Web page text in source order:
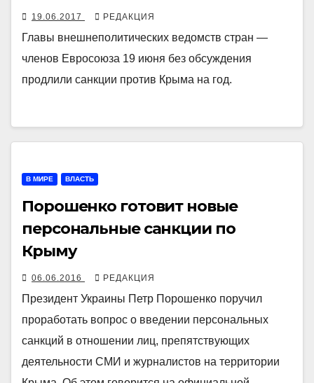
19.06.2017 РЕДАКЦИЯ
Главы внешнеполитических ведомств стран —
членов Евросоюза 19 июня без обсуждения
продлили санкции против Крыма на год.
В МИРЕ ВЛАСТЬ
Порошенко готовит новые
персональные санкции по
Крыму
06.06.2016 РЕДАКЦИЯ
Президент Украины Петр Порошенко поручил
проработать вопрос о введении персональных
санкций в отношении лиц, препятствующих
деятельности СМИ и журналистов на территории